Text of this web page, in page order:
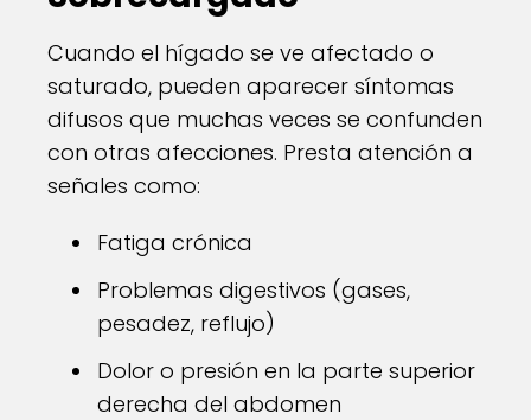
Cuando el hígado se ve afectado o
saturado, pueden aparecer síntomas
difusos que muchas veces se confunden
con otras afecciones. Presta atención a
señales como:
Fatiga crónica
Problemas digestivos (gases,
pesadez, reflujo)
Dolor o presión en la parte superior
derecha del abdomen